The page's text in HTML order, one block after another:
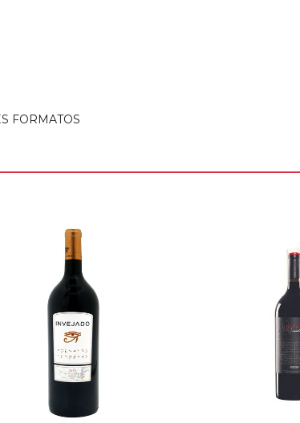
FORMATOS